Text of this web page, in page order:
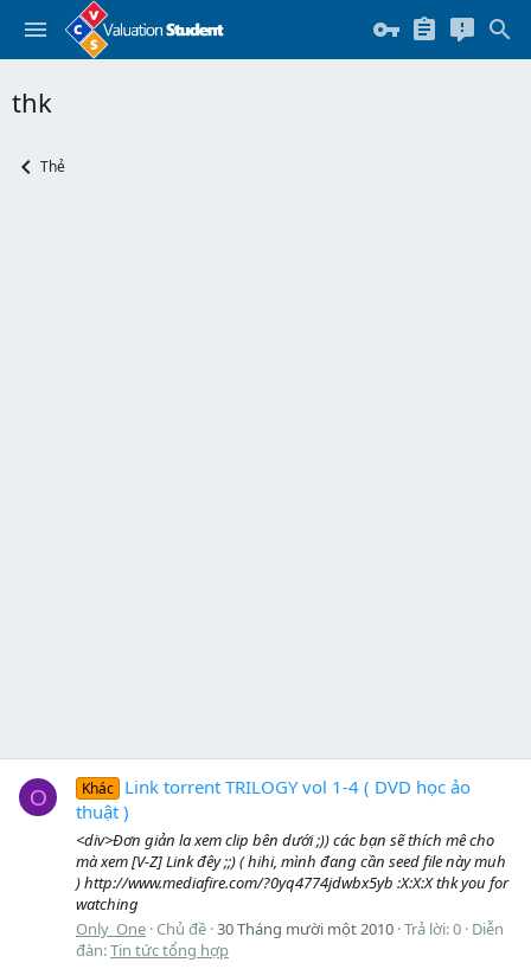
thk
Thẻ
O Khác Link torrent TRILOGY vol 1-4 ( DVD học ảo
thuật )
<div>Đơn giản la xem clip bên dưới ;)) các bạn sẽ thích mê cho
mà xem [V-Z] Link đêy ;;) ( hihi, mình đang cần seed file này muh
) http://www.mediafire.com/?0yq4774jdwbx5yb :X:X:X thk you for
watching
Only_One Chủ đề 30 Tháng mười một 2010 Trả lời: 0 Diễn
đàn:Tin tức tổng hợp